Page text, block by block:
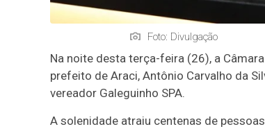
Foto: Divulgação
Na noite desta terça-feira (26), a
prefeito de Araci, Antônio Carvalho da
vereador Galeguinho SPA.
A solenidade atraiu centenas de